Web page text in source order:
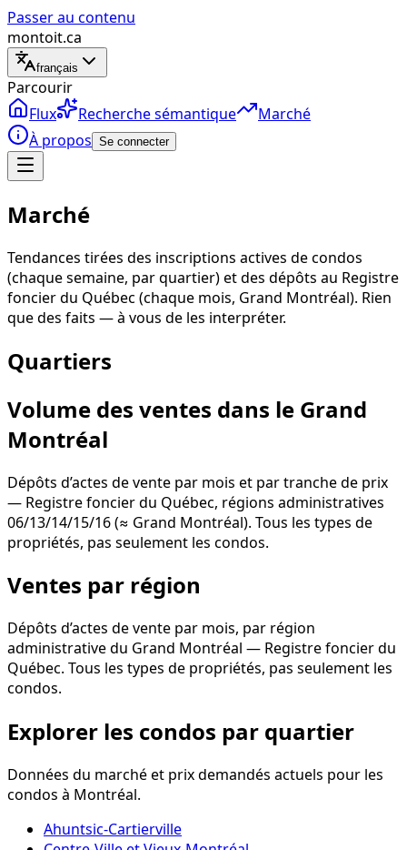
Passer au contenu
montoit.ca
français
Parcourir
Flux
Recherche sémantique
Marché
À propos Se connecter
Marché
Tendances tirées des inscriptions actives de condos
(chaque semaine, par quartier) et des dépôts au Registre
foncier du Québec (chaque mois, Grand Montréal). Rien
que des faits — à vous de les interpréter.
Quartiers
Volume des ventes dans le Grand
Montréal
Dépôts d’actes de vente par mois et par tranche de prix
— Registre foncier du Québec, régions administratives
06/13/14/15/16 (≈ Grand Montréal). Tous les types de
propriétés, pas seulement les condos.
Ventes par région
Dépôts d’actes de vente par mois, par région
administrative du Grand Montréal — Registre foncier du
Québec. Tous les types de propriétés, pas seulement les
condos.
Explorer les condos par quartier
Données du marché et prix demandés actuels pour les
condos à Montréal.
Ahuntsic-Cartierville